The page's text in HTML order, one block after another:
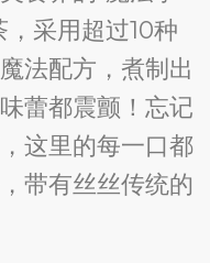
，采用超过10种
法配方，煮制出
蕾都震颤！忘记
这里的每一口都
带有丝丝传统的